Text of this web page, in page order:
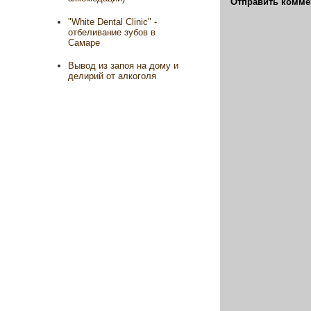
"White Dental Clinic" -
отбеливание зубов в
Самаре
Вывод из запоя на дому и
делирий от алкоголя